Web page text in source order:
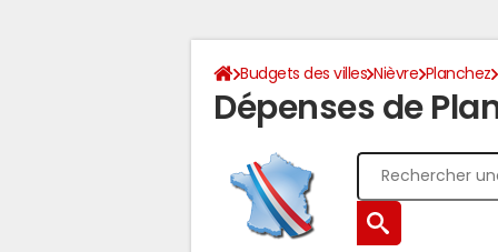
Budgets des villes Nièvre Planchez
Dépenses de